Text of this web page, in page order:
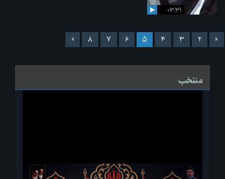
۰۳:۳۱
۲ ۳ ۴ ۵ ۶ ۷ ۸
منتخب